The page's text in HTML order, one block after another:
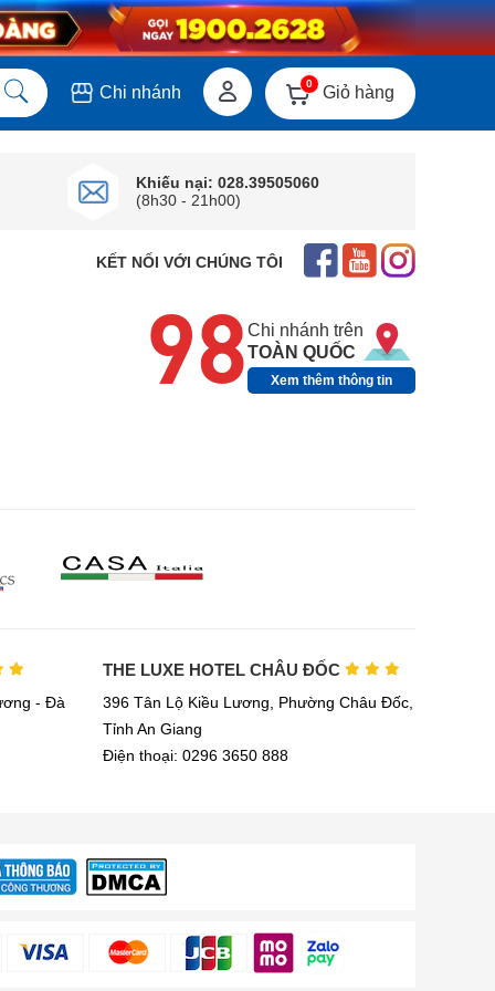
Chi nhánh 0 Giỏ hàng
Khiếu nại: 028.39505060
(8h30 - 21h00)
KẾT NỐI VỚI CHÚNG TÔI
98Chi nhánh trên
TOÀN QUỐC
Xem thêm thông tin
- Đà
THE LUXE HOTEL CHÂU ĐỐC
396 Tân Lộ Kiều Lương, Phường Châu Đốc,
Tỉnh An Giang
Điện thoại: 0296 3650 888